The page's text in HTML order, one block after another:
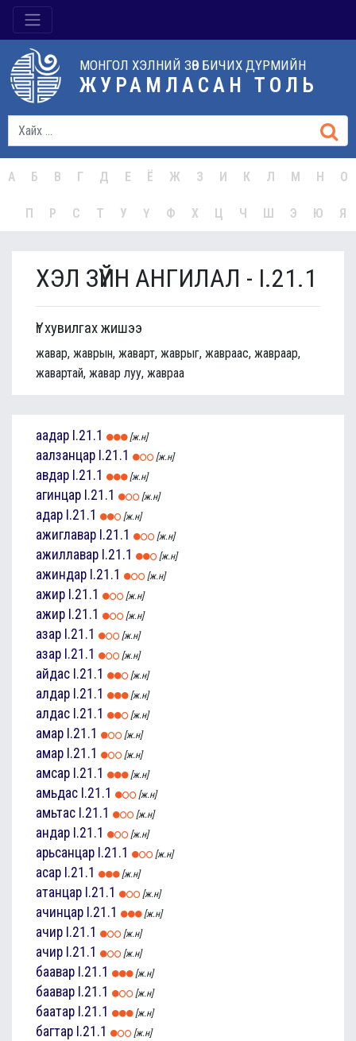
МОНГОЛ ХЭЛНИЙ ЗӨВ БИЧИХ ДҮРМИЙН
ЖУРАМЛАСАН ТОЛЬ
А Б В Г Д Е Ё Ж З И К Л М Н О
П Р С Т У Ү Ф Х Ц Ч Ш Э Ю Я
ХЭЛ ЗҮЙН АНГИЛАЛ - I.21.1
Үг хувилгах жишээ
жавар, жаврын, жаварт, жаврыг, жавраас, жавраар,
жавартай, жавар луу, жавраа
аадар I.21.1 [ж.н]
аалзанцар I.21.1 [ж.н]
авдар I.21.1 [ж.н]
агинцар I.21.1 [ж.н]
адар I.21.1 [ж.н]
ажиглавар I.21.1 [ж.н]
ажиллавар I.21.1 [ж.н]
ажиндар I.21.1 [ж.н]
ажир I.21.1 [ж.н]
ажир I.21.1 [ж.н]
азар I.21.1 [ж.н]
азар I.21.1 [ж.н]
айдас I.21.1 [ж.н]
алдар I.21.1 [ж.н]
алдас I.21.1 [ж.н]
амар I.21.1 [ж.н]
амар I.21.1 [ж.н]
амсар I.21.1 [ж.н]
амьдас I.21.1 [ж.н]
амьтас I.21.1 [ж.н]
андар I.21.1 [ж.н]
арьсанцар I.21.1 [ж.н]
асар I.21.1 [ж.н]
атанцар I.21.1 [ж.н]
ачинцар I.21.1 [ж.н]
ачир I.21.1 [ж.н]
ачир I.21.1 [ж.н]
баавар I.21.1 [ж.н]
баавар I.21.1 [ж.н]
баатар I.21.1 [ж.н]
багтар I.21.1 [ж.н]